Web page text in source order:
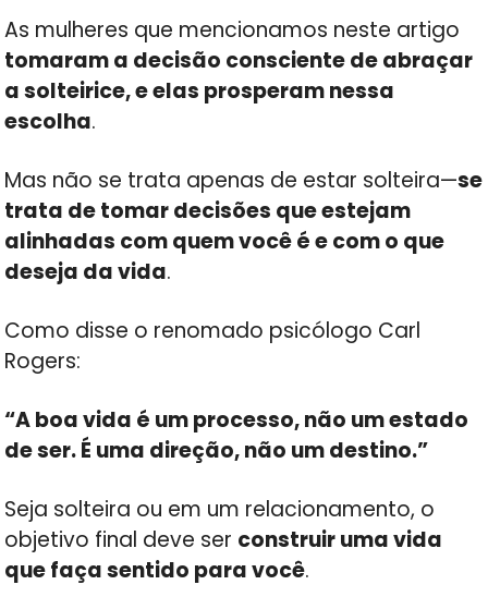
As mulheres que mencionamos neste artigo
tomaram a decisão consciente de abraçar
a solteirice, e elas prosperam nessa
escolha.
Mas não se trata apenas de estar solteira—se
trata de tomar decisões que estejam
alinhadas com quem você é e com o que
deseja da vida.
Como disse o renomado psicólogo Carl
Rogers:
“A boa vida é um processo, não um estado
de ser. É uma direção, não um destino.”
Seja solteira ou em um relacionamento, o
objetivo final deve ser construir uma vida
que faça sentido para você.